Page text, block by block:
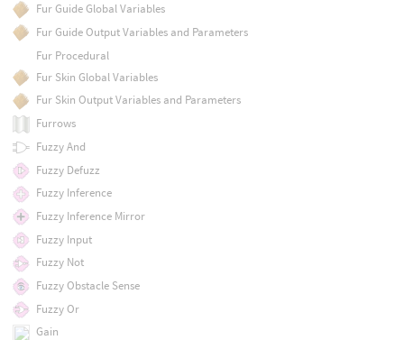
Fur Guide Global Variables
Fur Guide Output Variables and Parameters
Fur Procedural
Fur Skin Global Variables
Fur Skin Output Variables and Parameters
Furrows
Fuzzy And
Fuzzy Defuzz
Fuzzy Inference
Fuzzy Inference Mirror
Fuzzy Input
Fuzzy Not
Fuzzy Obstacle Sense
Fuzzy Or
Gain